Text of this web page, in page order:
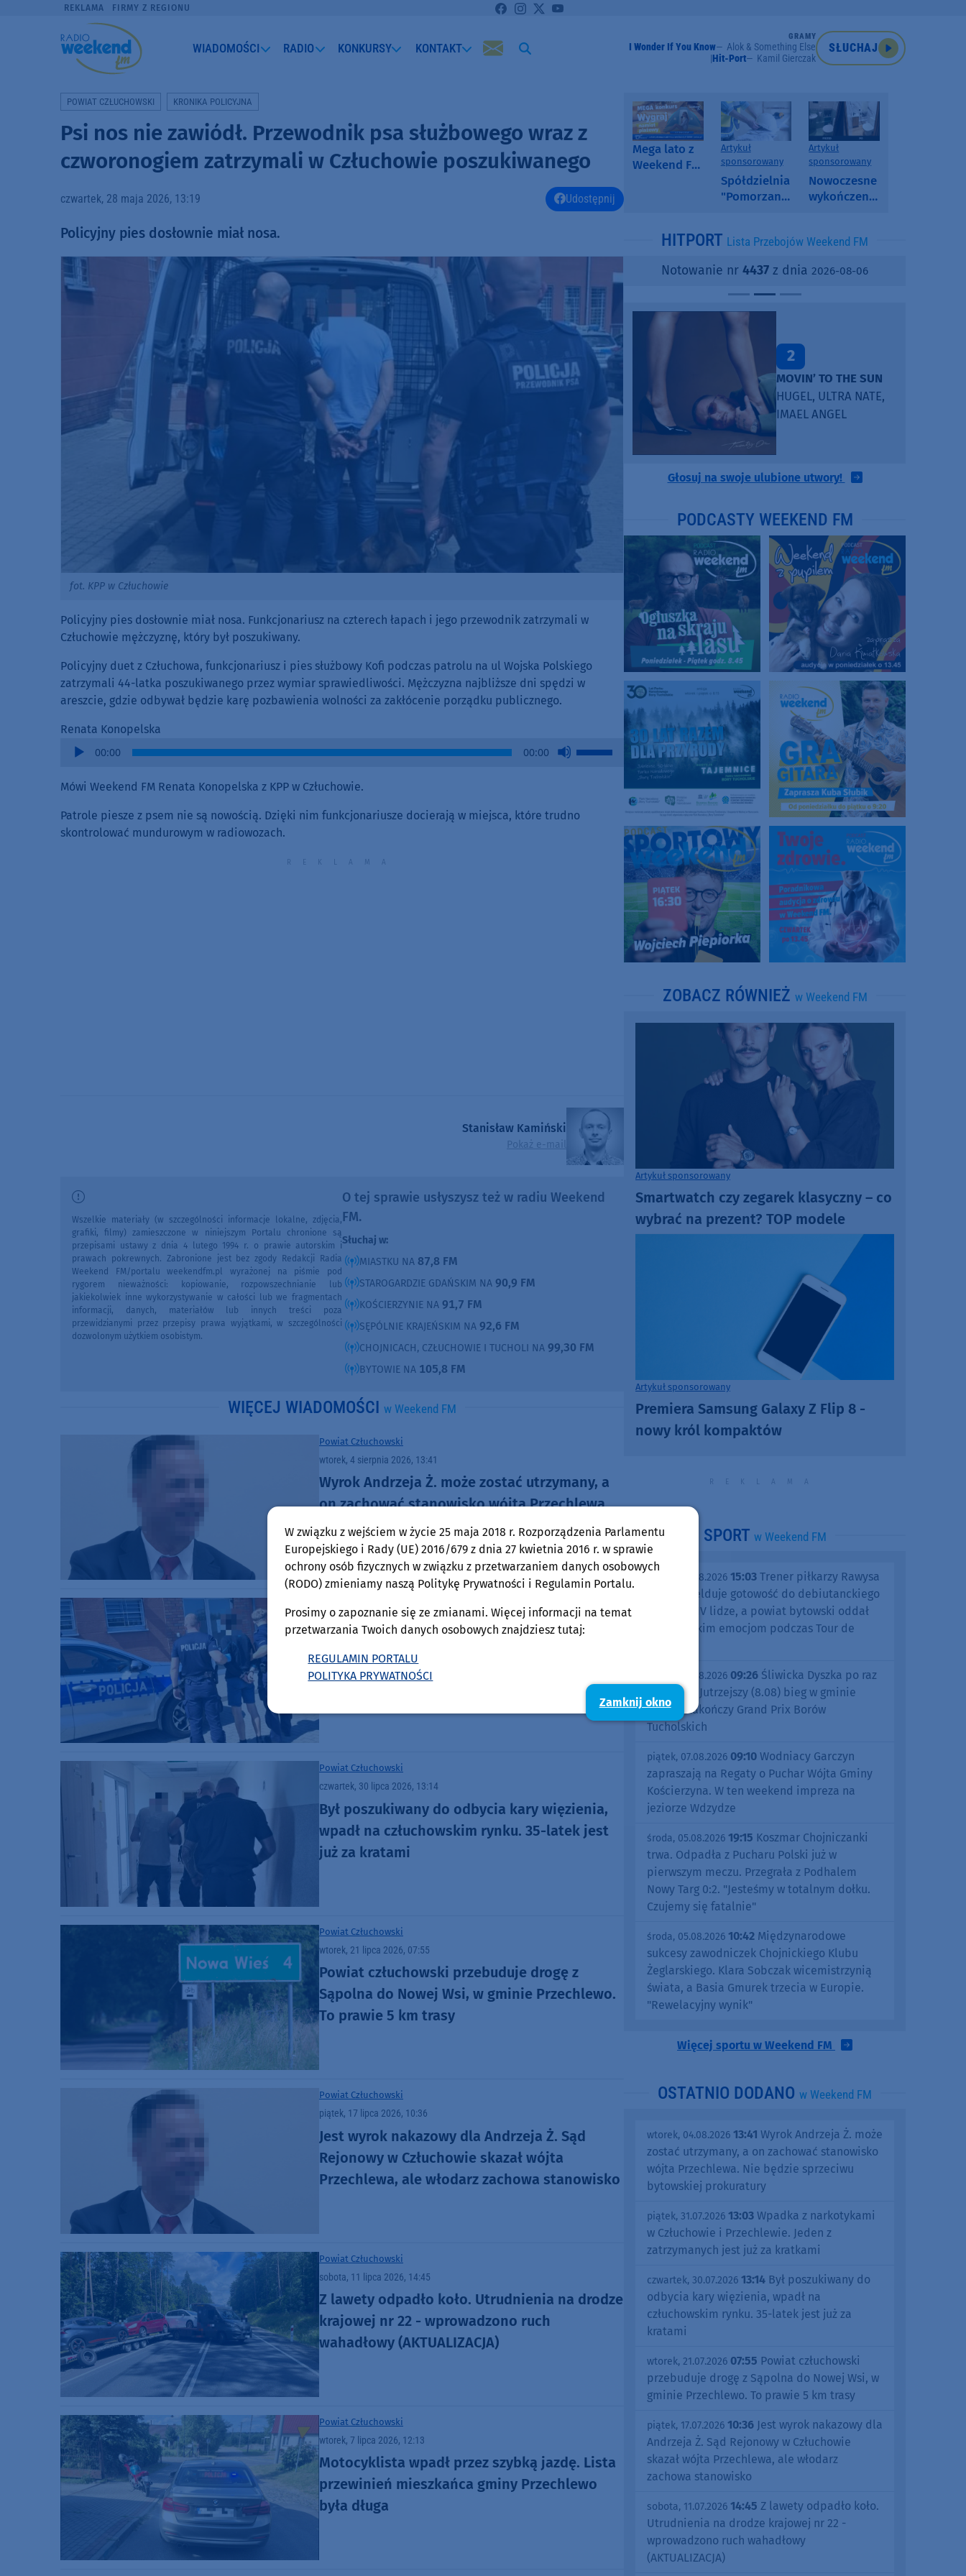
REKLAMA FIRMY Z REGIONU
WIADOMOŚCI RADIO KONKURSY KONTAKT
GRAMY
I Wonder If You Know
Alok & Something Else
Hit-Port
Kamil Gierczak
SŁUCHAJ
POWIAT CZŁUCHOWSKI KRONIKA POLICYJNA
Psi nos nie zawiódł. Przewodnik psa służbowego wraz z
czworonogiem zatrzymali w Człuchowie poszukiwanego
czwartek, 28 maja 2026, 13:19 Udostępnij
Policyjny pies dosłownie miał nosa.
fot. KPP w Człuchowie
Policyjny pies dosłownie miał nosa. Funkcjonariusz na czterech łapach i jego przewodnik zatrzymali w
Człuchowie mężczyznę, który był poszukiwany.
Policyjny duet z Człuchowa, funkcjonariusz i pies służbowy Kofi podczas patrolu na ul Wojska Polskiego
zatrzymali 44-latka poszukiwanego przez wymiar sprawiedliwości. Mężczyzna najbliższe dni spędzi w
areszcie, gdzie odbywał będzie karę pozbawienia wolności za zakłócenie porządku publicznego.
Renata Konopelska
Audio
00:00 00:00
Use
to
Mówi Weekend FM Renata Konopelska z KPP w Człuchowie.
Patrole piesze z psem nie są nowością. Dzięki nim funkcjonariusze docierają w miejsca, które trudno
skontrolować mundurowym w radiowozach.
Stanisław Kamiński
Pokaż e-mail
O tej sprawie usłyszysz też w radiu Weekend
FM.
Słuchaj w:
MIASTKU NA 87,8 FM
STAROGARDZIE GDAŃSKIM NA 90,9 FM
KOŚCIERZYNIE NA 91,7 FM
SĘPÓLNIE KRAJEŃSKIM NA 92,6 FM
CHOJNICACH, CZŁUCHOWIE I TUCHOLI NA 99,30 FM
BYTOWIE NA 105,8 FM
Wszelkie materiały (w szczególności informacje lokalne, zdjęcia,
grafiki, filmy) zamieszczone w niniejszym Portalu chronione są
przepisami ustawy z dnia 4 lutego 1994 r. o prawie autorskim i
prawach pokrewnych. Zabronione jest bez zgody Redakcji Radia
Weekend FM/portalu weekendfm.pl wyrażonej na piśmie pod
rygorem nieważności: kopiowanie, rozpowszechnianie lub
jakiekolwiek inne wykorzystywanie w całości lub we fragmentach
informacji, danych, materiałów lub innych treści poza
przewidzianymi przez przepisy prawa wyjątkami, w szczególności
dozwolonym użytkiem osobistym.
WIĘCEJ WIADOMOŚCI w Weekend FM
Powiat Człuchowski
wtorek, 4 sierpnia 2026, 13:41
Wyrok Andrzeja Ż. może zostać utrzymany, a
on zachować stanowisko wójta Przechlewa.
Nie będzie sprzeciwu bytowskiej prokuratury
Powiat Człuchowski
piątek, 31 lipca 2026, 13:03
Przechlewie. Jeden z zatrzymanych jest już za
Powiat Człuchowski
czwartek, 30 lipca 2026, 13:14
Był poszukiwany do odbycia kary więzienia,
wpadł na człuchowskim rynku. 35-latek jest
już za kratami
Powiat Człuchowski
wtorek, 21 lipca 2026, 07:55
Powiat człuchowski przebuduje drogę z
Sąpolna do Nowej Wsi, w gminie Przechlewo.
To prawie 5 km trasy
Powiat Człuchowski
piątek, 17 lipca 2026, 10:36
Jest wyrok nakazowy dla Andrzeja Ż. Sąd
Rejonowy w Człuchowie skazał wójta
Przechlewa, ale włodarz zachowa stanowisko
Powiat Człuchowski
sobota, 11 lipca 2026, 14:45
Z lawety odpadło koło. Utrudnienia na drodze
krajowej nr 22 - wprowadzono ruch
wahadłowy (AKTUALIZACJA)
Powiat Człuchowski
wtorek, 7 lipca 2026, 12:13
Motocyklista wpadł przez szybką jazdę. Lista
przewinień mieszkańca gminy Przechlewo
była długa
Mega lato z
Weekend FM
Artykuł
sponsorowany
Spółdzielnia
"Pomorzanka"
informuje o
i ofertach
najmu
Artykuł
sponsorowany
Nowoczesne
wykończenia
SPC, WPC i
kamienny
HITPORT Lista Przebojów Weekend FM
Notowanie nr 4437 z dnia 2026-08-06
2
MOVIN’ TO THE SUN
HUGEL, ULTRA NATE,
IMAEL ANGEL
Głosuj na swoje ulubione utwory!
PODCASTY WEEKEND FM
ZOBACZ RÓWNIEŻ w Weekend FM
Artykuł sponsorowany
Smartwatch czy zegarek klasyczny – co
wybrać na prezent? TOP modele
Artykuł sponsorowany
Premiera Samsung Galaxy Z Flip 8 -
nowy król kompaktów
SPORT w Weekend FM
piątek, 07.08.2026 15:03 Trener piłkarzy Rawysa
Raciąż melduje gotowość do debiutanckiego
sezonu w IV lidze, a powiat bytowski oddał
się kolarskim emocjom podczas Tour de
piątek, 07.08.2026 09:26 Śliwicka Dyszka po raz
dziesiąty. Jutrzejszy (8.08) bieg w gminie
Śliwice zakończy Grand Prix Borów
Tucholskich
piątek, 07.08.2026 09:10 Wodniacy Garczyn
zapraszają na Regaty o Puchar Wójta Gminy
Kościerzyna. W ten weekend impreza na
jeziorze Wdzydze
środa, 05.08.2026 19:15 Koszmar Chojniczanki
trwa. Odpadła z Pucharu Polski już w
pierwszym meczu. Przegrała z Podhalem
Nowy Targ 0:2. "Jesteśmy w totalnym dołku.
Czujemy się fatalnie"
środa, 05.08.2026 10:42 Międzynarodowe
sukcesy zawodniczek Chojnickiego Klubu
Żeglarskiego. Klara Sobczak wicemistrzynią
świata, a Basia Gmurek trzecia w Europie.
"Rewelacyjny wynik"
Więcej sportu w Weekend FM
OSTATNIO DODANO w Weekend FM
wtorek, 04.08.2026 13:41 Wyrok Andrzeja Ż. może
zostać utrzymany, a on zachować stanowisko
wójta Przechlewa. Nie będzie sprzeciwu
bytowskiej prokuratury
piątek, 31.07.2026 13:03 Wpadka z narkotykami
w Człuchowie i Przechlewie. Jeden z
zatrzymanych jest już za kratkami
czwartek, 30.07.2026 13:14 Był poszukiwany do
odbycia kary więzienia, wpadł na
człuchowskim rynku. 35-latek jest już za
kratami
wtorek, 21.07.2026 07:55 Powiat człuchowski
przebuduje drogę z Sąpolna do Nowej Wsi, w
gminie Przechlewo. To prawie 5 km trasy
piątek, 17.07.2026 10:36 Jest wyrok nakazowy dla
Andrzeja Ż. Sąd Rejonowy w Człuchowie
skazał wójta Przechlewa, ale włodarz
zachowa stanowisko
sobota, 11.07.2026 14:45 Z lawety odpadło koło.
Utrudnienia na drodze krajowej nr 22 -
wprowadzono ruch wahadłowy
(AKTUALIZACJA)
W związku z wejściem w życie 25 maja 2018 r. Rozporządzenia Parlamentu
Europejskiego i Rady (UE) 2016/679 z dnia 27 kwietnia 2016 r. w sprawie
ochrony osób fizycznych w związku z przetwarzaniem danych osobowych
(RODO) zmieniamy naszą Politykę Prywatności i Regulamin Portalu.
Prosimy o zapoznanie się ze zmianami. Więcej informacji na temat
przetwarzania Twoich danych osobowych znajdziesz tutaj:
REGULAMIN PORTALU
POLITYKA PRYWATNOŚCI
Zamknij okno